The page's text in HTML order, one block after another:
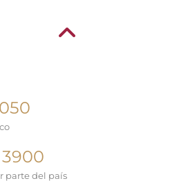
parte del país